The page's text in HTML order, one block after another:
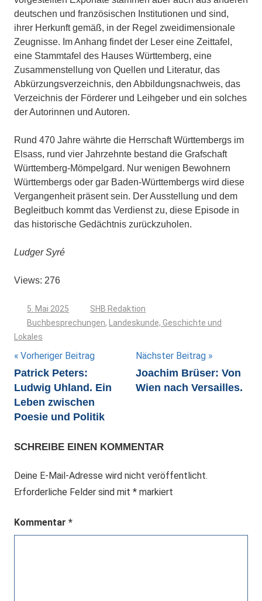
deutschen und französischen Institutionen und sind,
ihrer Herkunft gemäß, in der Regel zweidimensionale
Zeugnisse. Im Anhang findet der Leser eine Zeittafel,
eine Stammtafel des Hauses Württemberg, eine
Zusammenstellung von Quellen und Literatur, das
Abkürzungsverzeichnis, den Abbildungsnachweis, das
Verzeichnis der Förderer und Leihgeber und ein solches
der Autorinnen und Autoren.
Rund 470 Jahre währte die Herrschaft Württembergs im
Elsass, rund vier Jahrzehnte bestand die Grafschaft
Württemberg-Mömpelgard. Nur wenigen Bewohnern
Württembergs oder gar Baden-Württembergs wird diese
Vergangenheit präsent sein. Der Ausstellung und dem
Begleitbuch kommt das Verdienst zu, diese Episode in
das historische Gedächtnis zurückzuholen.
Ludger Syré
Views: 276
5. Mai 2025
SHB Redaktion
Buchbesprechungen,
Landeskunde, Geschichte und
Lokales
Beitragsnavigation
Vorheriger Beitrag
Patrick Peters:
Ludwig Uhland. Ein
Leben zwischen
Poesie und Politik
Nächster Beitrag
Joachim Brüser: Von
Wien nach Versailles.
SCHREIBE EINEN KOMMENTAR
Deine E-Mail-Adresse wird nicht veröffentlicht.
Erforderliche Felder sind mit * markiert
Kommentar *